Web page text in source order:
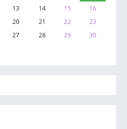
13 14 15
16
20 21 22
23
27 28 29
30